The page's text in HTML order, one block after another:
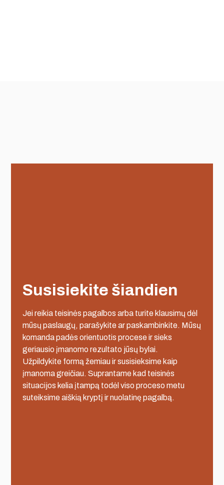
Susisiekite šiandien
Jei reikia teisinės pagalbos arba turite klausimų dėl
mūsų paslaugų, parašykite ar paskambinkite. Mūsų
komanda padės orientuotis procese ir sieks
geriausio įmanomo rezultato jūsų bylai.
Užpildykite formą žemiau ir susisieksime kaip
įmanoma greičiau. Suprantame kad teisinės
situacijos kelia įtampą todėl viso proceso metu
suteiksime aiškią kryptį ir nuolatinę pagalbą.